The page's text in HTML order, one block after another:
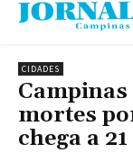
CIDADES
mortes
chega a 21